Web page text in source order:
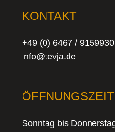
KONTAKT
+49 (0) 6467 / 9159930
info@tevja.de
Sonntag bis